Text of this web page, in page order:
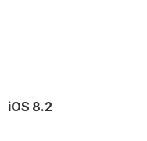
iOS 8.2